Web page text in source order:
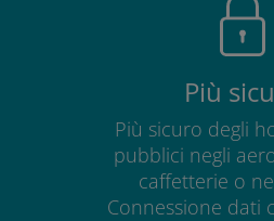
Più
Più sicuro degli
pubblici negli
caffetterie o
Connessione dati